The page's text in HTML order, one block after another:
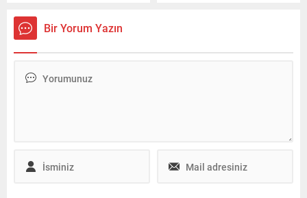
hastaneye kaldırılırken polis
inceleme başlattı.
Bir Yorum Yazın